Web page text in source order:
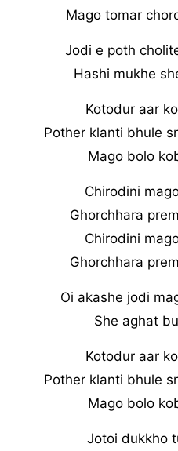
Mago tomar
Jodi e poth
Hashi mukhe
Kotodur aar
Pother klanti bhule
Mago bolo
Chirodini
Ghorchhara
Chirodini
Ghorchhara
Oi akashe jodi
She aghat
Kotodur aar
Pother klanti bhule
Mago bolo
Jotoi dukkho